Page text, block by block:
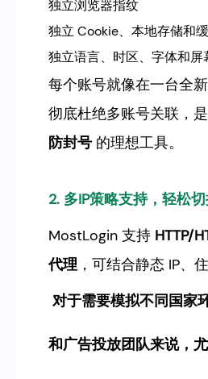
独立浏览器指纹
独立 Cookie、本地存储和
独立语言、时区、字体和屏
每个账号就像在一台全
彻底杜绝多账号关联，是
防封号 的理想工具。
2. 多IP策略支持，轻松
MostLogin 支持 HTTP/
代理，可结合静态 IP、住
对于需要模拟不同国家
和广告投放团队来说，